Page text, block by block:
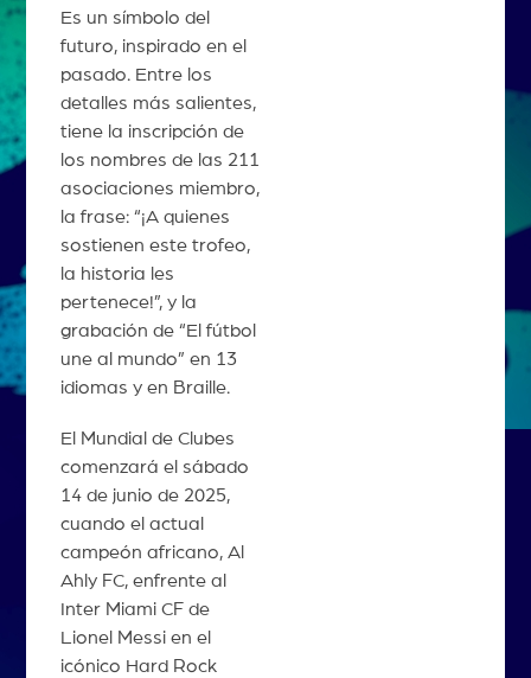
Es un símbolo del
futuro, inspirado en el
pasado. Entre los
detalles más salientes,
tiene la inscripción de
los nombres de las 211
asociaciones miembro,
la frase: “¡A quienes
sostienen este trofeo,
la historia les
pertenece!”, y la
grabación de “El fútbol
une al mundo” en 13
idiomas y en Braille.
El Mundial de Clubes
comenzará el sábado
14 de junio de 2025,
cuando el actual
campeón africano, Al
Ahly FC, enfrente al
Inter Miami CF de
Lionel Messi en el
icónico Hard Rock